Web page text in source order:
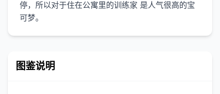
停，所以对于住在公寓里的训练家 是人气很高的宝
图鉴说明